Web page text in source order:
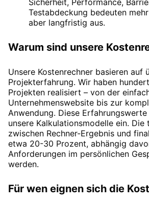
Sicherheit, Performance,
Testabdeckung bedeuten
aber langfristig aus.
Warum sind unsere
Unsere Kostenrechner basieren auf
Projekterfahrung. Wir haben
Projekten realisiert – von der
Unternehmenswebsite bis zur
Anwendung. Diese
unsere Kalkulationsmodelle ein.
zwischen Rechner-Ergebnis und
etwa 20-30 Prozent, abhängig
Anforderungen im persönlichen
werden.
Für wen eignen sich die